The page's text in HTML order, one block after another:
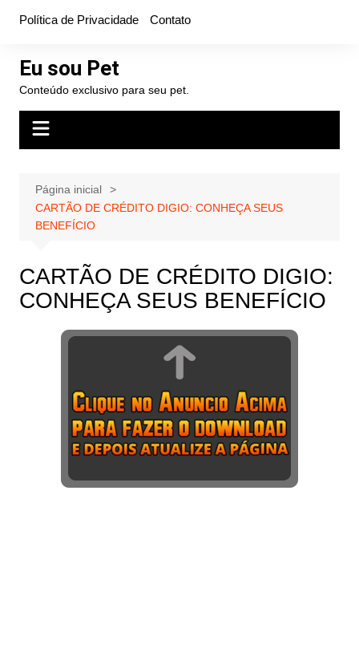
conteúdo
Política de Privacidade Contato
Eu sou Pet
Conteúdo exclusivo para seu pet.
Página inicial
CARTÃO DE CRÉDITO DIGIO: CONHEÇA SEUS
BENEFÍCIO
CARTÃO DE CRÉDITO DIGIO:
CONHEÇA SEUS BENEFÍCIO